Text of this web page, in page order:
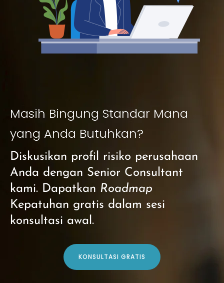
Masih Bingung Standar Mana
yang Anda Butuhkan?
Diskusikan profil risiko perusahaan
Anda dengan Senior Consultant
kami. Dapatkan Roadmap
Kepatuhan gratis dalam sesi
konsultasi awal.
KONSULTASI GRATIS